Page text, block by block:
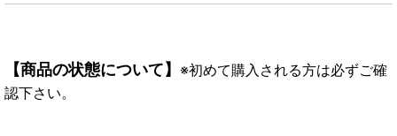
【商品の状態について】 ※初めて購入される方は必ずご確
認下さい。